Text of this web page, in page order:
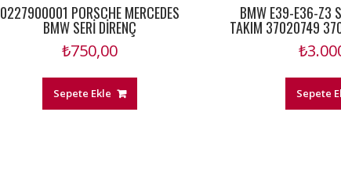
0227900001 PORSCHE MERCEDES
BMW SERİ DİRENÇ
₺750,00
Sepete Ekle
BMW E39-E36-Z3
TAKIM 37020749
₺
Sepete